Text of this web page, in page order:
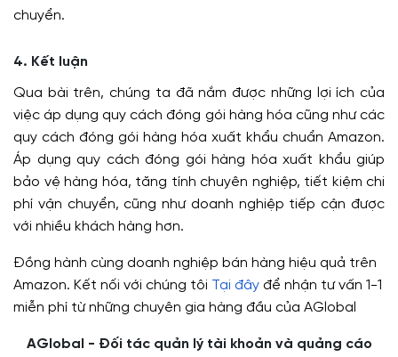
chuyển.
4. Kết luận
Qua bài trên, chúng ta đã nắm được những lợi ích của
việc áp dụng quy cách đóng gói hàng hóa cũng như các
quy cách đóng gói hàng hóa xuất khẩu chuẩn Amazon.
Áp dụng quy cách đóng gói hàng hóa xuất khẩu giúp
bảo vệ hàng hóa, tăng tính chuyên nghiệp, tiết kiệm chi
phí vận chuyển, cũng như doanh nghiệp tiếp cận được
với nhiều khách hàng hơn.
Đồng hành cùng doanh nghiệp bán hàng hiệu quả trên
Amazon. Kết nối với chúng tôi Tại đây để nhận tư vấn 1-1
miễn phí từ những chuyên gia hàng đầu của AGlobal
AGlobal - Đối tác quản lý tài khoản và quảng cáo